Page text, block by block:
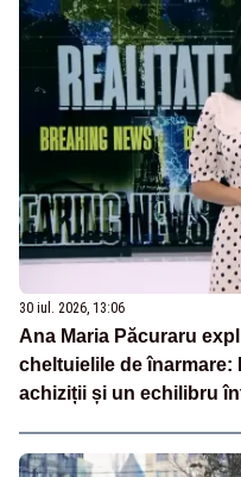
30 iul. 2026, 13:06
Ana Maria Păcuraru
cheltuielile de înarmare:
achiziții și un echilibru